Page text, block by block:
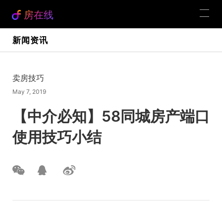
房在线
新闻资讯
卖房技巧
May 7, 2019
【中介必知】58同城房产端口
使用技巧小结